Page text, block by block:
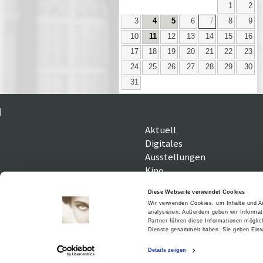
Diese Webseite verwendet Cookies
Wir verwenden Cookies, um Inhalte und
analysieren. Außerdem geben wir
Partner führen diese Informationen
Dienste gesammelt haben. Sie geben
Details zeigen
1
2
3
4 5 6 7 8
9
10
11 12 13 14 15
16
17
18 19 20 21 22
23
24
25 26 27 28 29
30
31
Aktuell
Digitales
Ausstellungen
Kino
Sammlungen
Forschung